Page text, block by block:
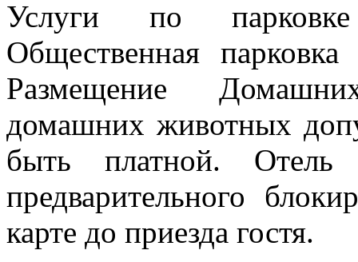
Услуги по парковке
Общественная
Размещение
домашних животных
быть платной. Отель
предварительного
карте до приезда гостя.